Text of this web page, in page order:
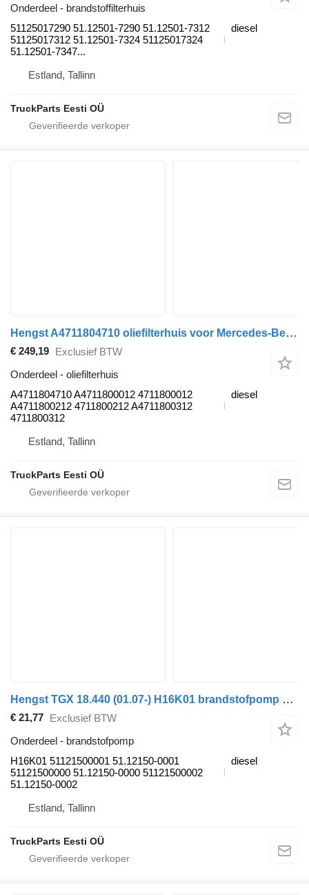
Onderdeel - brandstoffilterhuis
51125017290 51.12501-7290 51.12501-7312
51125017312 51.12501-7324 51125017324
51.12501-7347...
diesel
Estland, Tallinn
TruckParts Eesti OÜ
Hengst A4711804710 oliefilterhuis voor Mercedes-Benz Actros MP4 Antos Arocs (2012-) trekker
€ 249,19 Exclusief BTW
Onderdeel - oliefilterhuis
A4711804710 A4711800012 4711800012
A4711800212 4711800212 A4711800312
4711800312
diesel
Estland, Tallinn
TruckParts Eesti OÜ
Hengst TGX 18.440 (01.07-) H16K01 brandstofpomp voor MAN TGL, TGM, TGS, TGX (2005-2021) vrachtwagen
€ 21,77 Exclusief BTW
Onderdeel - brandstofpomp
H16K01 51121500001 51.12150-0001
51121500000 51.12150-0000 51121500002
51.12150-0002
diesel
Estland, Tallinn
TruckParts Eesti OÜ